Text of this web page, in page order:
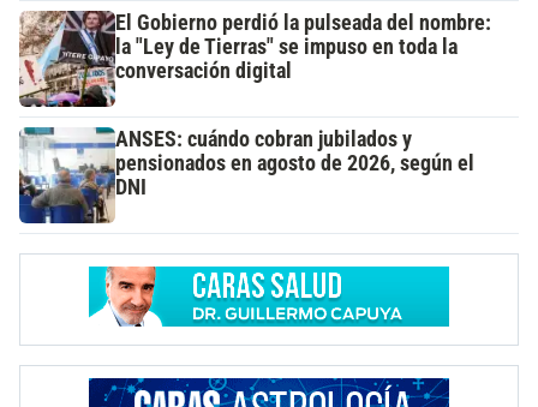
El Gobierno perdió la pulseada del nombre:
la "Ley de Tierras" se impuso en toda la
conversación digital
ANSES: cuándo cobran jubilados y
pensionados en agosto de 2026, según el
DNI